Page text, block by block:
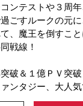
ンテストや３周年
ごすルークの元に
、魔王を倒すこ
戦線！
破＆１億ＰＶ突破
ンタジー、大人気